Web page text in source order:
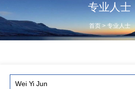
专业人士
首页 > 专业人士